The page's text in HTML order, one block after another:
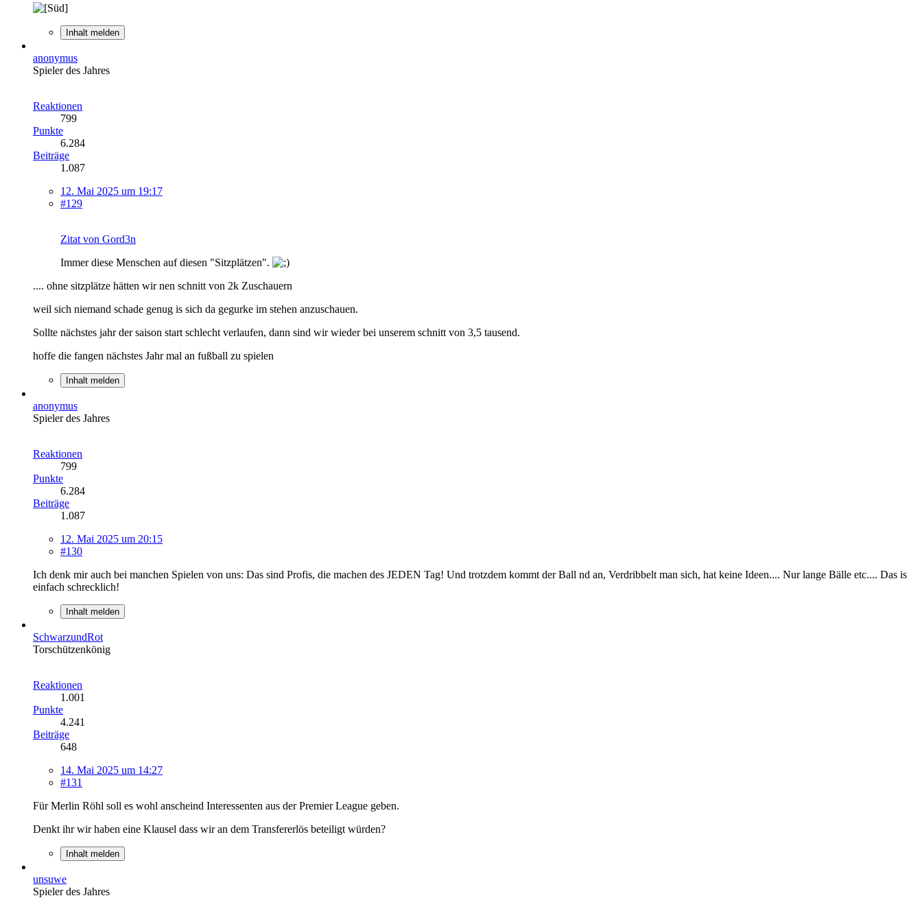
Inhalt melden
anonymus
Spieler des Jahres
Reaktionen
799
Punkte
6.284
Beiträge
1.087
12. Mai 2025 um 19:17
#129
Zitat von Gord3n
Immer diese Menschen auf diesen "Sitzplätzen".
.... ohne sitzplätze hätten wir nen schnitt von 2k Zuschauern
weil sich niemand schade genug is sich da gegurke im stehen anzuschauen.
Sollte nächstes jahr der saison start schlecht verlaufen, dann sind wir wieder bei unserem schnitt von 3,5 tausend.
hoffe die fangen nächstes Jahr mal an fußball zu spielen
Inhalt melden
anonymus
Spieler des Jahres
Reaktionen
799
Punkte
6.284
Beiträge
1.087
12. Mai 2025 um 20:15
#130
Ich denk mir auch bei manchen Spielen von uns: Das sind Profis, die machen des JEDEN Tag! Und trotzdem kommt der Ball nd an, Verdribbelt man sich, hat keine Ideen.... Nur lange Bälle etc.... Das is
einfach schrecklich!
Inhalt melden
SchwarzundRot
Torschützenkönig
Reaktionen
1.001
Punkte
4.241
Beiträge
648
14. Mai 2025 um 14:27
#131
Für Merlin Röhl soll es wohl anscheind Interessenten aus der Premier League geben.
Denkt ihr wir haben eine Klausel dass wir an dem Transfererlös beteiligt würden?
Inhalt melden
unsuwe
Spieler des Jahres